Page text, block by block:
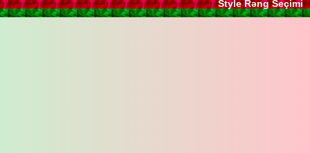
Style Rəng Seçimi